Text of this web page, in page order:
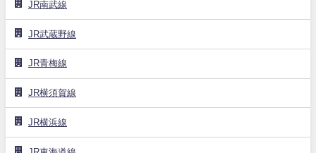
JR南武線
JR武蔵野線
JR青梅線
JR横須賀線
JR横浜線